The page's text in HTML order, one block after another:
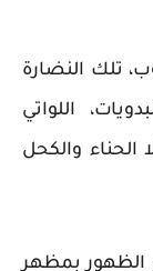
تلك النضارة
اللواتي
والكحل
الظهور بمظهر